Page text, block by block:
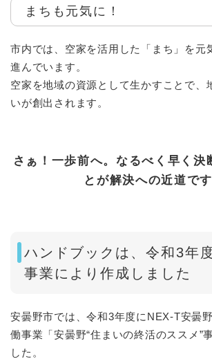
まちも元気に！
市内では、空家を活用した「まち」を元
進んでいます。
空家を地域の資源として生かすことで、
いが創出されます。
さぁ！一歩前へ。なるべく早く決
とが解決への近道です
ハンドブックは、令和3年
事業により作成しました
安曇野市では、令和3年度にNEX-T安曇
働事業「安曇野“住まいの終活のススメ”
した。